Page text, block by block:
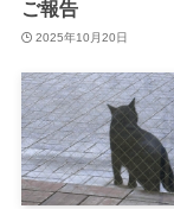
ご報告
2025年10月20日